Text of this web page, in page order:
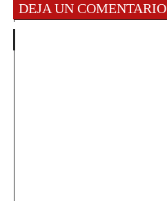
DEJA UN COMENTARIO